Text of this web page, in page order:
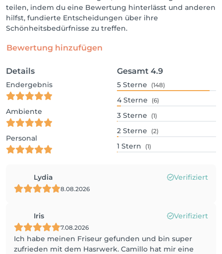
teilen, indem du eine Bewertung hinterlässt und anderen
hilfst, fundierte Entscheidungen über ihre
Schönheitsbedürfnisse zu treffen.
Bewertung hinzufügen
Details
Endergebnis
Ambiente
Personal
Gesamt 4.9
5 Sterne (148)
4 Sterne (6)
3 Sterne (1)
2 Sterne (2)
1 Stern (1)
Lydia Verifiziert
8.08.2026
Iris Verifiziert
7.08.2026
Ich habe meinen Friseur gefunden und bin super
zufrieden mit dem Hasrwerk. Camillo hat mir eine